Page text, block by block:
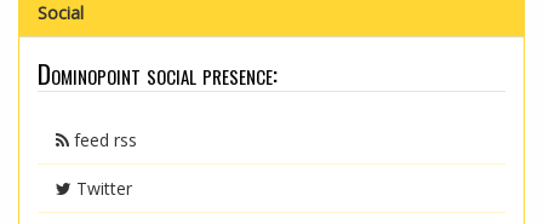
Social
Dominopoint social presence:
feed rss
Twitter